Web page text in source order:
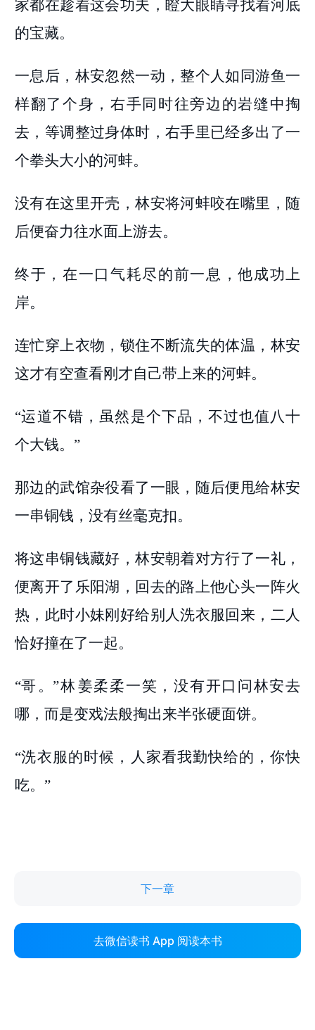
下一章
去微信读书 App 阅读本书